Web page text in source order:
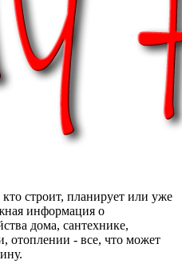
строит, планирует или уже
информация о
дома, сантехнике,
отоплении - все, что может